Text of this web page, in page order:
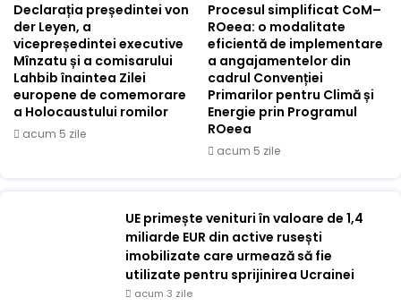
Declarația președintei von
der Leyen, a
vicepreședintei executive
Mînzatu și a comisarului
Lahbib înaintea Zilei
europene de comemorare
a Holocaustului romilor
acum 5 zile
Procesul simplificat CoM–
ROeea: o modalitate
eficientă de implementare
a angajamentelor din
cadrul Convenției
Primarilor pentru Climă și
Energie prin Programul
ROeea
acum 5 zile
UE primește venituri în valoare de 1,4
miliarde EUR din active rusești
imobilizate care urmează să fie
utilizate pentru sprijinirea Ucrainei
acum 3 zile